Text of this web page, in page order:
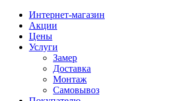
Интернет-магазин
Акции
Цены
Услуги
Замер
Доставка
Монтаж
Самовывоз